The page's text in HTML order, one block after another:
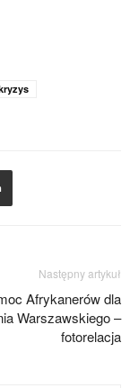
Następny artykuł
Afrykanerów dla
Warszawskiego –
fotorelacja